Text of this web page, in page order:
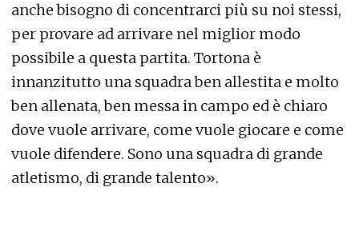
anche bisogno di concentrarci più su noi stessi,
per provare ad arrivare nel miglior modo
possibile a questa partita. Tortona è
innanzitutto una squadra ben allestita e molto
ben allenata, ben messa in campo ed è chiaro
dove vuole arrivare, come vuole giocare e come
vuole difendere. Sono una squadra di grande
atletismo, di grande talento».